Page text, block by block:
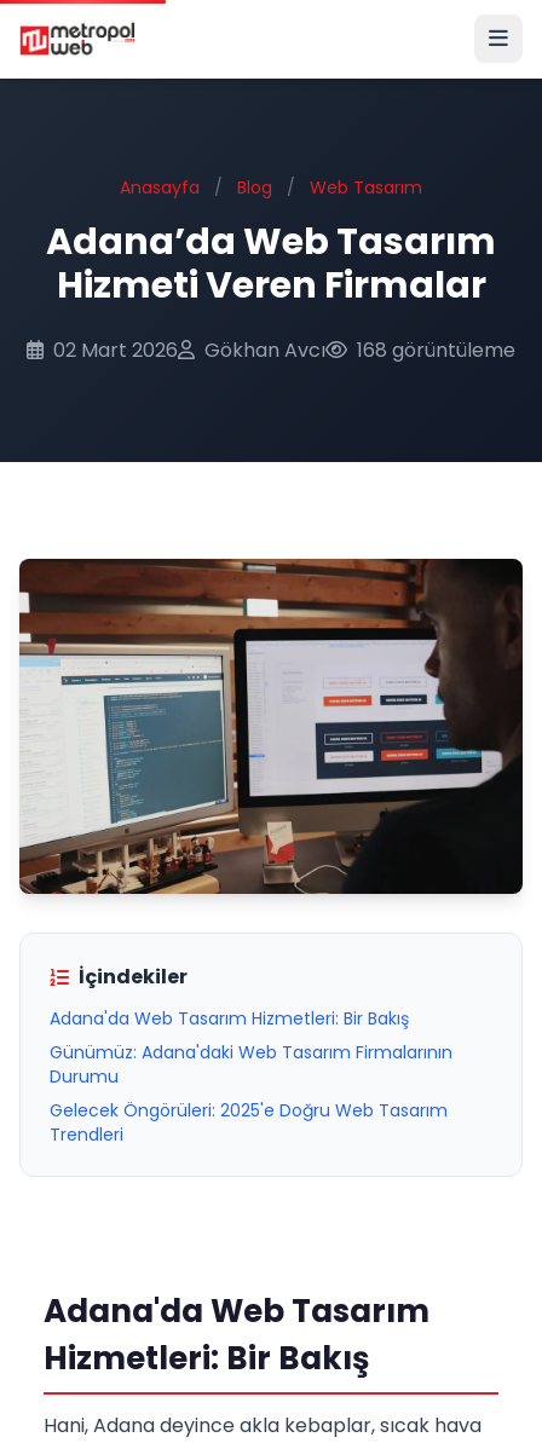
Ana içeriğe geç
Anasayfa / Blog / Web Tasarım
Adana’da Web Tasarım
Hizmeti Veren Firmalar
02 Mart 2026 Gökhan Avcı 168 görüntüleme
İçindekiler
Adana'da Web Tasarım Hizmetleri: Bir Bakış
Günümüz: Adana'daki Web Tasarım Firmalarının
Durumu
Gelecek Öngörüleri: 2025'e Doğru Web Tasarım
Trendleri
Adana'da Web Tasarım
Hizmetleri: Bir Bakış
Hani, Adana deyince akla kebaplar, sıcak hava